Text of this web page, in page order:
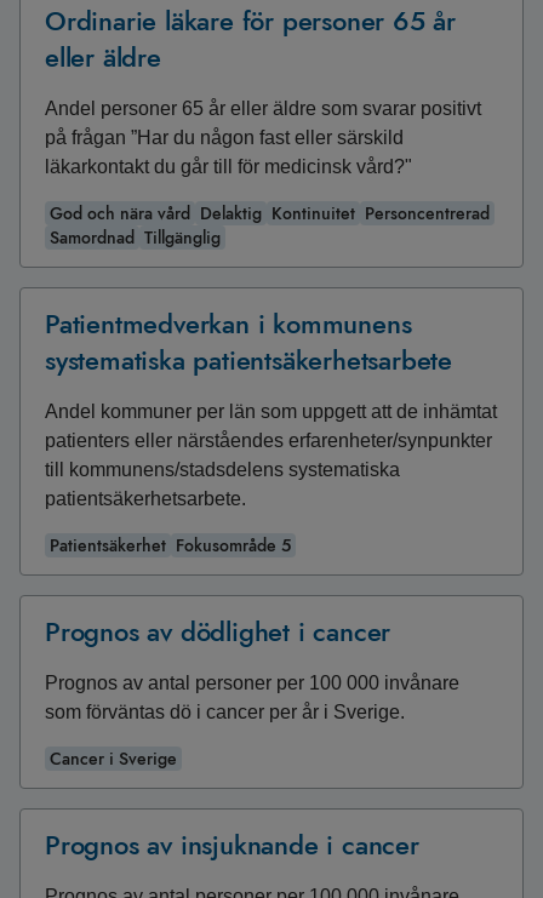
Ordinarie läkare för personer 65 år
eller äldre
Andel personer 65 år eller äldre som svarar positivt
på frågan ”Har du någon fast eller särskild
läkarkontakt du går till för medicinsk vård?"
God och nära vård Delaktig Kontinuitet Personcentrerad
Samordnad Tillgänglig
Patientmedverkan i kommunens
systematiska patientsäkerhetsarbete
Andel kommuner per län som uppgett att de inhämtat
patienters eller närståendes erfarenheter/synpunkter
till kommunens/stadsdelens systematiska
patientsäkerhetsarbete.
Patientsäkerhet Fokusområde 5
Prognos av dödlighet i cancer
Prognos av antal personer per 100 000 invånare
som förväntas dö i cancer per år i Sverige.
Cancer i Sverige
Prognos av insjuknande i cancer